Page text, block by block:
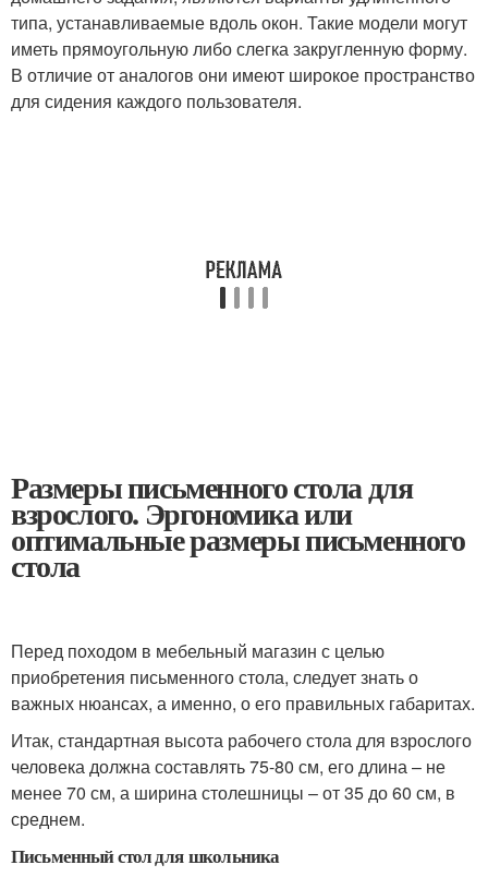
типа, устанавливаемые вдоль окон. Такие модели могут
иметь прямоугольную либо слегка закругленную форму.
В отличие от аналогов они имеют широкое пространство
для сидения каждого пользователя.
Размеры письменного стола для
взрослого. Эргономика или
оптимальные размеры письменного
стола
Перед походом в мебельный магазин с целью
приобретения письменного стола, следует знать о
важных нюансах, а именно, о его правильных габаритах.
Итак, стандартная высота рабочего стола для взрослого
человека должна составлять 75-80 см, его длина – не
менее 70 см, а ширина столешницы – от 35 до 60 см, в
среднем.
Письменный стол для школьника